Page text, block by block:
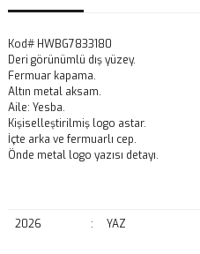
Kod# HWBG7833180
Deri görünümlü dış yüzey.
Fermuar kapama.
Altın metal aksam.
Aile: Yesba.
Kişiselleştirilmiş logo astar.
İçte arka ve fermuarlı cep.
Önde metal logo yazısı detayı.
2026 : YAZ